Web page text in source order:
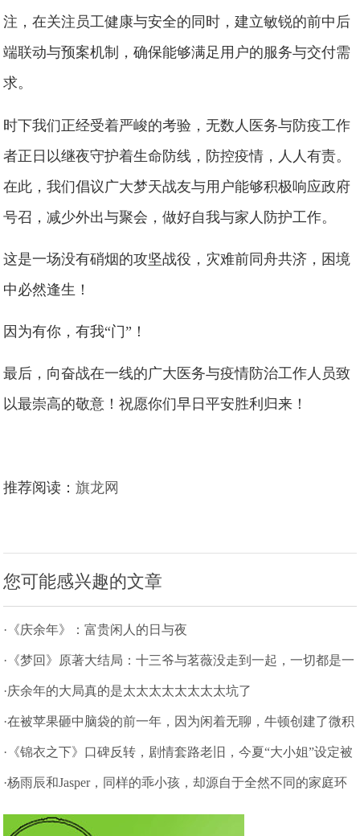
注，在关注员工健康与安全的同时，建立敏锐的前中后
端联动与预案机制，确保能够满足用户的服务与交付需
求。
时下我们正经受着严峻的考验，无数人医务与防疫工作
者正日以继夜守护着生命防线，防控疫情，人人有责。
在此，我们倡议广大梦天战友与用户能够积极响应政府
号召，减少外出与聚会，做好自我与家人防护工作。
这是一场没有硝烟的攻坚战役，灾难前同舟共济，困境
中必然逢生！
因为有你，有我“门”！
最后，向奋战在一线的广大医务与疫情防治工作人员致
以最崇高的敬意！祝愿你们早日平安胜利归来！
推荐阅读：旗龙网
您可能感兴趣的文章
·《庆余年》：富贵闲人的日与夜
·《梦回》原著大结局：十三爷与茗薇没走到一起，一切都是一
场梦
·庆余年的大局真的是太太太太太太太太坑了
·在被苹果砸中脑袋的前一年，因为闲着无聊，牛顿创建了微积
分理论
·《锦衣之下》口碑反转，剧情套路老旧，今夏“大小姐”设定被
吐槽
·杨雨辰和Jasper，同样的乖小孩，却源自于全然不同的家庭环
境